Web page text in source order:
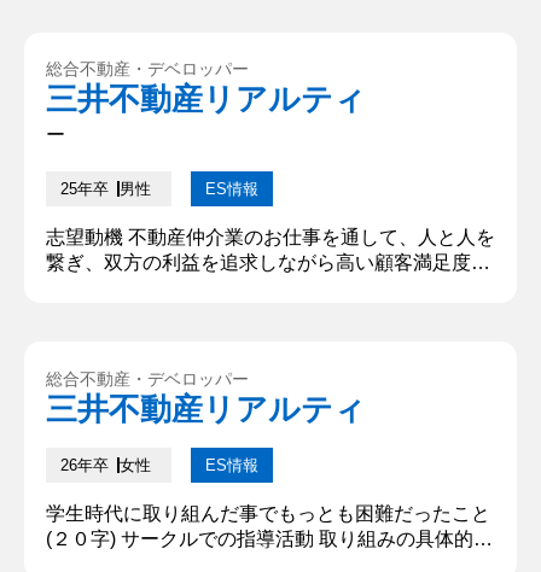
総合不動産・デベロッパー
三井不動産リアルティ
ー
25年卒 男性 ES情報
志望動機 不動産仲介業のお仕事を通して、人と人を
繋ぎ、双方の利益を追求しながら高い顧客満足度も
な買い物をするお客様や不動産を手放す買主様の不
安というものに寄り添い、一人一人にあった提案を
総合不動産・デベロッパー
三井不動産リアルティ
26年卒 女性 ES情報
学生時代に取り組んだ事でもっとも困難だったこと
(２０字) サークルでの指導活動 取り組みの具体的な